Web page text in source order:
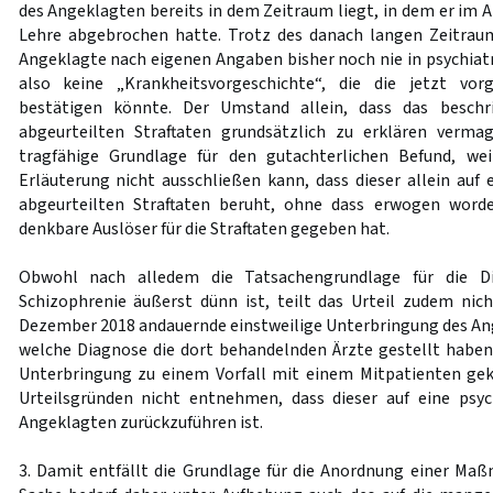
des Angeklagten bereits in dem Zeitraum liegt, in dem er im
Lehre abgebrochen hatte. Trotz des danach langen
Angeklagte nach eigenen Angaben bisher noch nie in
also keine „Krankheitsvorgeschichte“, die die jetzt
bestätigen könnte. Der Umstand allein, dass das
abgeurteilten Straftaten grundsätzlich zu erklären
tragfähige Grundlage für den gutachterlichen Befund,
Erläuterung nicht ausschließen kann, dass dieser allein auf
abgeurteilten Straftaten beruht, ohne dass erwogen
denkbare Auslöser für die Straftaten gegeben hat.
Obwohl nach alledem die Tatsachengrundlage für die
Schizophrenie äußerst dünn ist, teilt das Urteil zudem
Dezember 2018 andauernde einstweilige Unterbringung des
welche Diagnose die dort behandelnden Ärzte gestellt
Unterbringung zu einem Vorfall mit einem Mitpatienten
Urteilsgründen nicht entnehmen, dass dieser auf eine
Angeklagten zurückzuführen ist.
3. Damit entfällt die Grundlage für die Anordnung einer